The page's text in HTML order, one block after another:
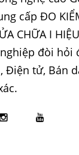
cấp ĐO
CHỮA I
đòi hỏi
Điện tử, Bán